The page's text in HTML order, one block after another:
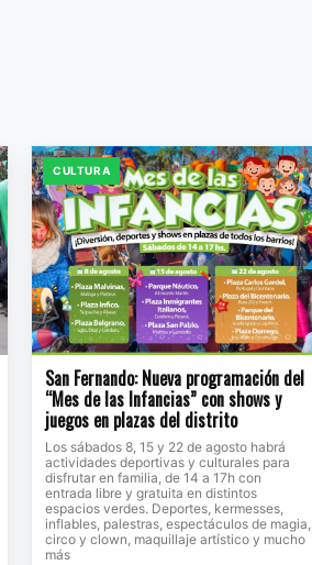
CULTURA
San Fernando: Nueva programación del
“Mes de las Infancias” con shows y
juegos en plazas del distrito
Los sábados 8, 15 y 22 de agosto habrá
actividades deportivas y culturales para
disfrutar en familia, de 14 a 17h con
entrada libre y gratuita en distintos
espacios verdes. Deportes, kermesses,
inflables, palestras, espectáculos de magia,
circo y clown, maquillaje artístico y mucho
más